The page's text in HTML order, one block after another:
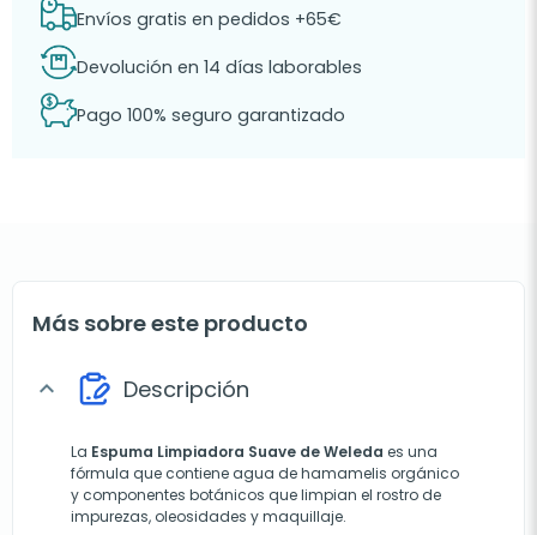
Envíos gratis en pedidos +65€
Devolución en 14 días laborables
Pago 100% seguro garantizado
Más sobre este producto
expand_more Descripción
La Espuma Limpiadora Suave de Weleda es una
fórmula que contiene agua de hamamelis orgánico
y componentes botánicos que limpian el rostro de
impurezas, oleosidades y maquillaje.